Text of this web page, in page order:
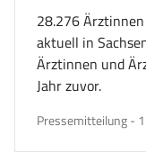
28.276
aktuell in
Ärztinnen und
Jahr zuvor.
Pressemitteilung-